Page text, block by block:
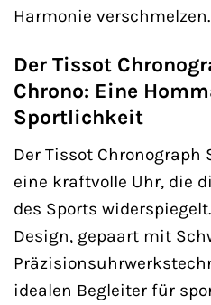
Harmonie verschmelzen.
Der Tissot
Chrono: Eine
Sportlichkeit
Der Tissot Chronograph
eine kraftvolle Uhr, die
des Sports
Design, gepaart mit
idealen Begleiter für